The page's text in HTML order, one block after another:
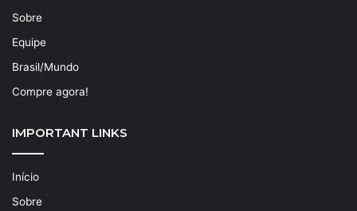
Sobre
Equipe
Brasil/Mundo
Compre agora!
IMPORTANT LINKS
Início
Sobre